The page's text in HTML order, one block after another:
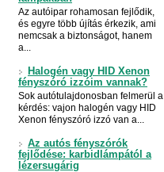
Az autóipar rohamosan fejlődik,
és egyre több újítás érkezik, ami
nemcsak a biztonságot, hanem
a...
Halogén vagy HID Xenon
fényszóró izzóim vannak?
Sok autótulajdonosban felmerül a
kérdés: vajon halogén vagy HID
Xenon fényszóró izzó van a...
Az autós fényszórók
fejlődése: karbidlámpától a
lézersugárig